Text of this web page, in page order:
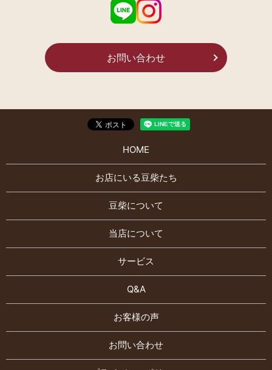
お問い合わせ
HOME
お店にいる豆柴たち
豆柴について
当店について
サービス
Q&A
お客様の声
お問い合わせ